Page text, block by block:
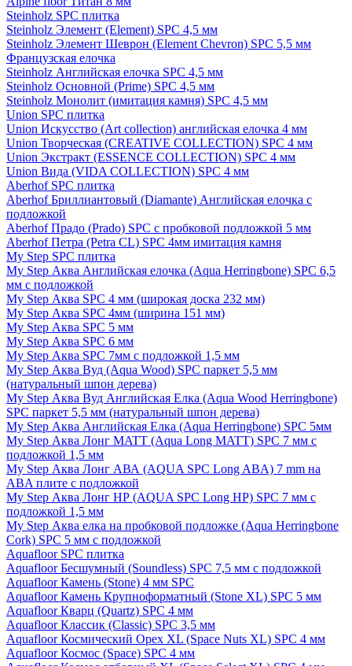
Steinholz SPC плитка
Steinholz Элемент (Element) SPC 4,5 мм
Steinholz Элемент Шеврон (Element Chevron) SPC 5,5 мм
Французская елочка
Steinholz Английская елочка SPC 4,5 мм
Steinholz Основной (Prime) SPC 4,5 мм
Steinholz Монолит (имитация камня) SPC 4,5 мм
Union SPC плитка
Union Искусство (Art collection) английская елочка 4 мм
Union Творческая (CREATIVE COLLECTION) SPC 4 мм
Union Экстракт (ESSENCE COLLECTION) SPC 4 мм
Union Вида (VIDA COLLECTION) SPC 4 мм
Aberhof SPC плитка
Aberhof Бриллиантовый (Diamante) Английская елочка с
подложкой
Aberhof Прадо (Prado) SPC с пробковой подложкой 5 мм
Aberhof Петра (Petra CL) SPC 4мм имитация камня
My Step SPC плитка
My Step Аква Английская елочка (Aqua Herringbone) SPC 6,5
мм с подложкой
My Step Аква SPC 4 мм (широкая доска 232 мм)
My Step Аква SPC 4мм (ширина 151 мм)
My Step Аква SPC 5 мм
My Step Аква SPC 6 мм
My Step Аква SPC 7мм c подложкой 1,5 мм
My Step Аква Вуд (Aqua Wood) SPC паркет 5,5 мм
(натуральный шпон дерева)
My Step Аква Вуд Английская Елка (Aqua Wood Herringbone)
SPC паркет 5,5 мм (натуральный шпон дерева)
My Step Аква Английская Елка (Aqua Herringbone) SPC 5мм
My Step Аква Лонг MATT (Aqua Long MATT) SPC 7 мм с
подложкой 1,5 мм
My Step Аква Лонг АВА (AQUA SPC Long ABA) 7 mm на
ABA плите с подложкой
My Step Аква Лонг НР (AQUA SPC Long HP) SPC 7 мм с
подложкой 1,5 мм
My Step Аква елка на пробковой подложке (Aqua Herringbone
Cork) SPC 5 мм с подложкой
Aquafloor SPC плитка
Aquafloor Бесшумный (Soundless) SPC 7,5 мм с подложкой
Aquafloor Камень (Stone) 4 мм SPC
Aquafloor Камень Крупноформатный (Stone XL) SPC 5 мм
Aquafloor Кварц (Quartz) SPC 4 мм
Aquafloor Классик (Classic) SPC 3,5 мм
Aquafloor Космический Орех XL (Space Nuts XL) SPC 4 мм
Aquafloor Космос (Space) SPC 4 мм